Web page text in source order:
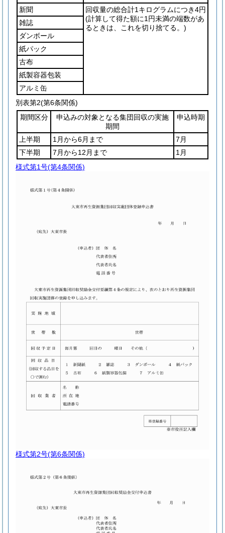
新聞
回収量の総合計1キログラムにつき4円
(計算して得た額に1円未満の端数があ
るときは、これを切り捨てる。)
雑誌
ダンボール
紙パック
古布
紙製容器包装
アルミ缶
別表第2(第6条関係)
期間区分
申込みの対象となる集団回収の実施
期間
申込時期
上半期 1月から6月まで
7月
下半期
7月から12月まで
1月
様式第1号(第4条関係)
様式第2号(第6条関係)